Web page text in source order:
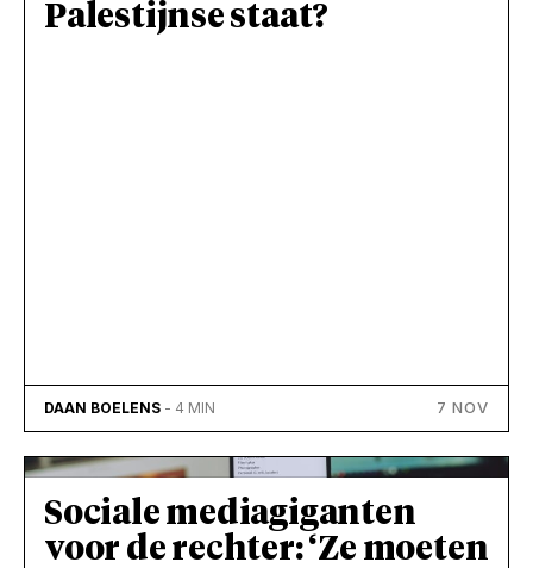
Palestijnse staat?
DAAN BOELENS - 4 MIN 7 NOV
Sociale mediagiganten
voor de rechter: ‘Ze moeten